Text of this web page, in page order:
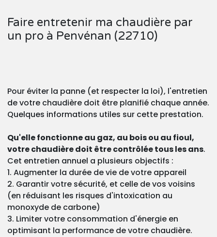
Faire entretenir ma chaudière par
un pro à Penvénan (22710)
Pour éviter la panne (et respecter la loi), l'entretien
de votre chaudière doit être planifié chaque année.
Quelques informations utiles sur cette prestation.
Qu'elle fonctionne au gaz, au bois ou au fioul,
votre chaudière doit être contrôlée tous les ans.
Cet entretien annuel a plusieurs objectifs :
1. Augmenter la durée de vie de votre appareil
2. Garantir votre sécurité, et celle de vos voisins
(en réduisant les risques d'intoxication au
monoxyde de carbone)
3. Limiter votre consommation d'énergie en
optimisant la performance de votre chaudière.